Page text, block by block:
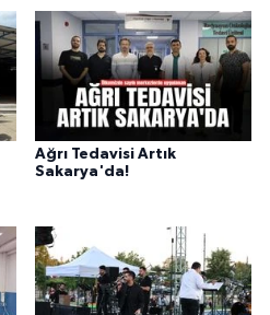
Ağrı Tedavisi Artık
Sakarya'da!